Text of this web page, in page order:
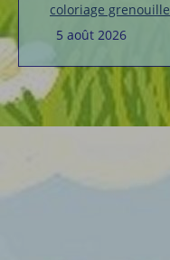
coloriage grenouille
5 août 2026